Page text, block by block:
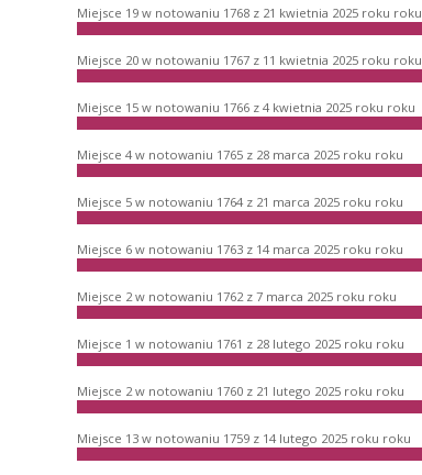
Miejsce 19 w notowaniu 1768 z 21 kwietnia 2025 roku roku
Miejsce 20 w notowaniu 1767 z 11 kwietnia 2025 roku roku
Miejsce 15 w notowaniu 1766 z 4 kwietnia 2025 roku roku
Miejsce 4 w notowaniu 1765 z 28 marca 2025 roku roku
Miejsce 5 w notowaniu 1764 z 21 marca 2025 roku roku
Miejsce 6 w notowaniu 1763 z 14 marca 2025 roku roku
Miejsce 2 w notowaniu 1762 z 7 marca 2025 roku roku
Miejsce 1 w notowaniu 1761 z 28 lutego 2025 roku roku
Miejsce 2 w notowaniu 1760 z 21 lutego 2025 roku roku
Miejsce 13 w notowaniu 1759 z 14 lutego 2025 roku roku